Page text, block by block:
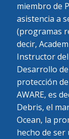
miembro de
asistencia a
(programas
decir,
Instructor del
Desarrollo
protección
AWARE, es
Debris, el
Ocean, la
hecho de ser